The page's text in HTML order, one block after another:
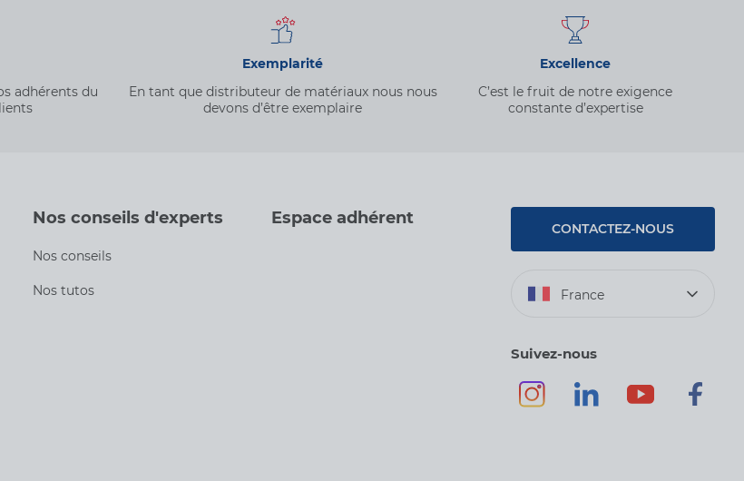
adhérents du
Exemplarité
En tant que distributeur de matériaux nous nous
devons d’être exemplaire
Excellence
C’est le fruit de notre exigence
constante d’expertise
Nos conseils d'experts
Nos conseils
Nos tutos
Espace adhérent
CONTACTEZ-NOUS
France
Suivez-nous